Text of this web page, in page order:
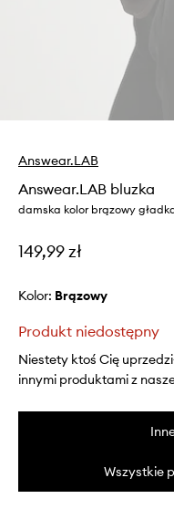
Answear.LAB
Answear.LAB bluzka
damska kolor brązowy
149,99 zł
Kolor: brązowy
Produkt niedostępny
Niestety ktoś Cię
innymi produktami z
Wszystkie